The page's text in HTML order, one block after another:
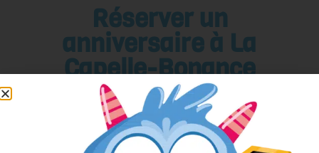
Réserver un
anniversaire à La
Capelle-Bonance